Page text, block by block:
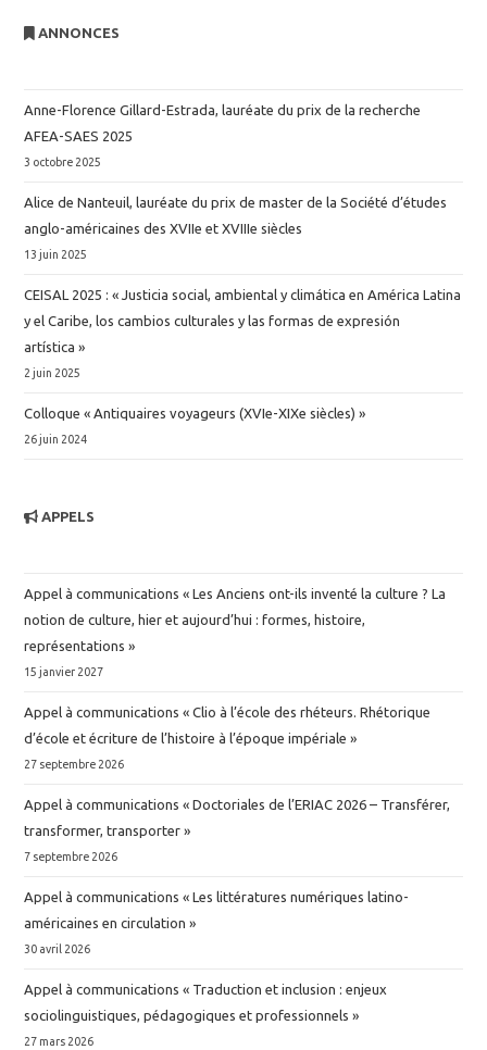
ANNONCES
Anne-Florence Gillard-Estrada, lauréate du prix de la recherche
AFEA-SAES 2025
3 octobre 2025
Alice de Nanteuil, lauréate du prix de master de la Société d’études
anglo-américaines des XVIIe et XVIIIe siècles
13 juin 2025
CEISAL 2025 : « Justicia social, ambiental y climática en América Latina
y el Caribe, los cambios culturales y las formas de expresión
artística »
2 juin 2025
Colloque « Antiquaires voyageurs (XVIe-XIXe siècles) »
26 juin 2024
APPELS
Appel à communications « Les Anciens ont-ils inventé la culture ? La
notion de culture, hier et aujourd’hui : formes, histoire,
représentations »
15 janvier 2027
Appel à communications « Clio à l’école des rhéteurs. Rhétorique
d’école et écriture de l’histoire à l’époque impériale »
27 septembre 2026
Appel à communications « Doctoriales de l’ERIAC 2026 – Transférer,
transformer, transporter »
7 septembre 2026
Appel à communications « Les littératures numériques latino-
américaines en circulation »
30 avril 2026
Appel à communications « Traduction et inclusion : enjeux
sociolinguistiques, pédagogiques et professionnels »
27 mars 2026